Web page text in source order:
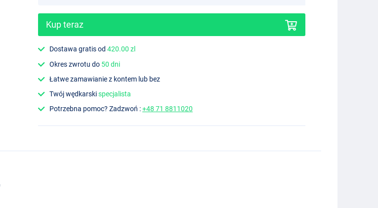
Kup teraz
Dostawa gratis od420.00 zl
Okres zwrotu do 50 dni
Łatwe zamawianie z kontem lub bez
Twój wędkarskispecjalista
Potrzebna pomoc? Zadzwoń :+48 71 8811020